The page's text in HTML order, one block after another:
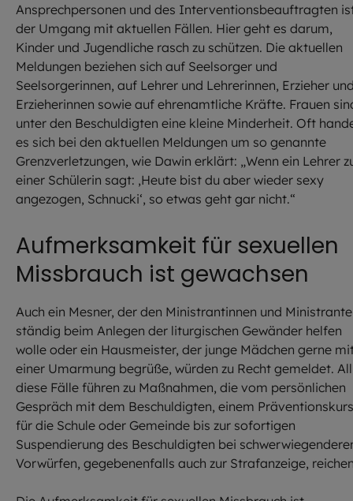
Ansprechpersonen und des Interventionsbeauftragten
der Umgang mit aktuellen Fällen. Hier geht es darum,
Kinder und Jugendliche rasch zu schützen. Die aktuellen
Meldungen beziehen sich auf Seelsorger und
Seelsorgerinnen, auf Lehrer und Lehrerinnen, Erzieher
Erzieherinnen sowie auf ehrenamtliche Kräfte. Frauen
unter den Beschuldigten eine kleine Minderheit. Oft
es sich bei den aktuellen Meldungen um so genannte
Grenzverletzungen, wie Dawin erklärt: „Wenn ein Lehrer
einer Schülerin sagt: ‚Heute bist du aber wieder sexy
angezogen, Schnucki‘, so etwas geht gar nicht.“
Aufmerksamkeit für sexuellen
Missbrauch ist gewachsen
Auch ein Mesner, der den Ministrantinnen und
ständig beim Anlegen der liturgischen Gewänder helfen
wolle oder ein Hausmeister, der junge Mädchen gerne
einer Umarmung begrüße, würden zu Recht gemeldet. All
diese Fälle führen zu Maßnahmen, die vom persönlichen
Gespräch mit dem Beschuldigten, einem Präventionskurs
für die Schule oder Gemeinde bis zur sofortigen
Suspendierung des Beschuldigten bei
Vorwürfen, gegebenenfalls auch zur Strafanzeige,